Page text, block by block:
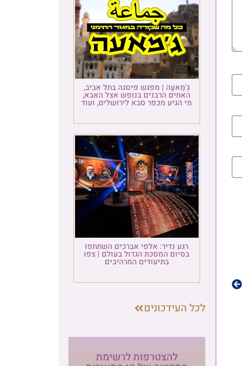
גַ'מַאעַה | מפגש פיסגה בתל אביב,
האחים הרבנים בנופש אצל האבא,
מי הגיע מכפר סבא לירושלים, ועוד
רגע נדיר: אלפי אברכים השתתפו
בסיום המסכת הגדול בעולם | צפו
בתיעודים המרהיבים
לכל העידכונים
להצטרפות לרשימת